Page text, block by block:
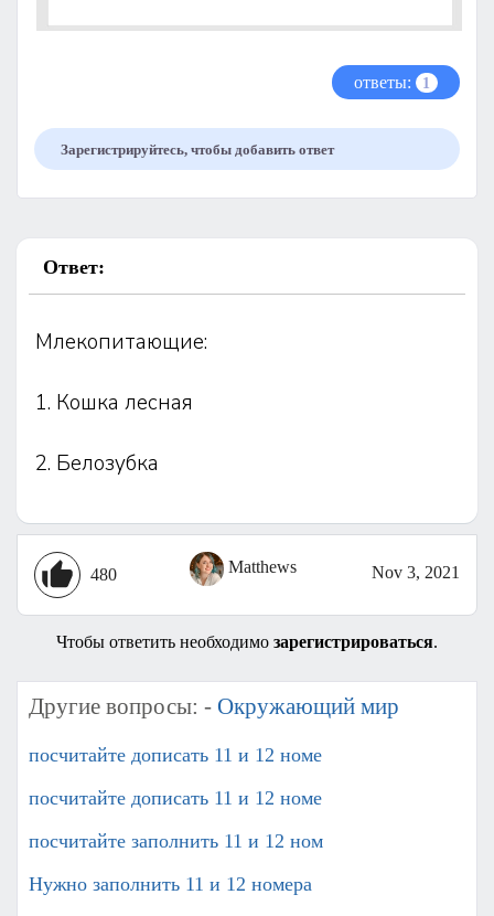
ответы: 1
Зарегистрируйтесь, чтобы добавить ответ
Ответ:
Млекопитающие:
1. Кошка лесная
2. Белозубка
480 Matthews Nov 3, 2021
Чтобы ответить необходимо зарегистрироваться.
Другие вопросы: - Окружающий мир
посчитайте дописать 11 и 12 номе
посчитайте дописать 11 и 12 номе
посчитайте заполнить 11 и 12 ном
Нужно заполнить 11 и 12 номера